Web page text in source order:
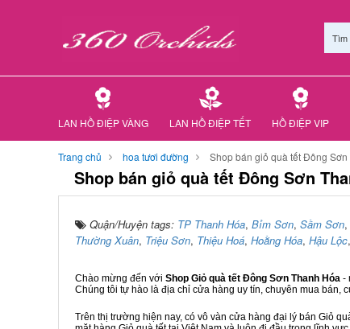
Tìm
LAN HỒ ĐIỆP VÀNG LAN HỒ ĐIỆP TẾT HỒ ĐIỆP VIP
Trang chủ hoa tươi đường Shop bán giỏ quà tết Đông Sơn
Shop bán giỏ quà tết Đông Sơn
Quận/Huyện tags: TP Thanh Hóa, Bỉm Sơn, Sầm Sơn,
Thường Xuân, Triệu Sơn, Thiệu Hoá, Hoằng Hóa, Hậu Lộc,
Chào mừng đến với Shop Giỏ quà tết Đông Sơn Thanh Hóa -
Chúng tôi tự hào là địa chỉ cửa hàng uy tín, chuyên mua bán,
Trên thị trường hiện nay, có vô vàn cửa hàng đại lý bán Giỏ